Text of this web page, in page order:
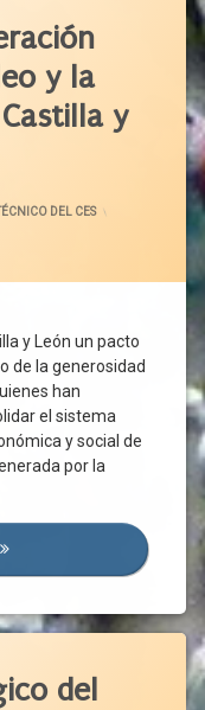
y la
y
EL
DEL CES
y León un pacto
de la generosidad
han
el sistema
y social de
por la
Pacto Por La Recuperación
del